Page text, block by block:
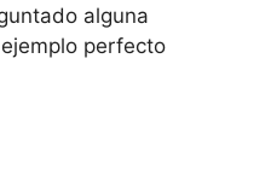
alguna
perfecto